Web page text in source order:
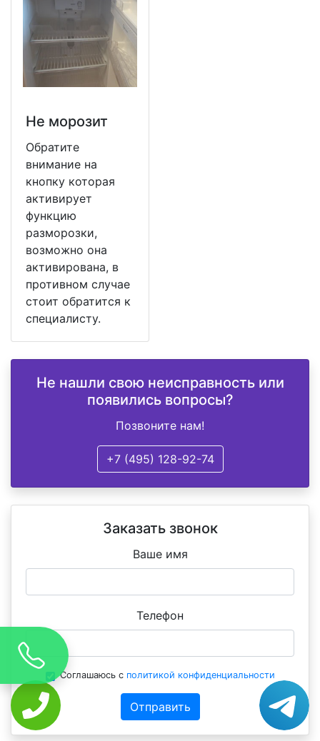
Не морозит
Обратите
внимание на
кнопку которая
активирует
функцию
разморозки,
возможно она
активирована, в
противном случае
стоит обратится к
специалисту.
Не нашли свою неисправность или
появились вопросы?
Позвоните нам!
+7 (495) 128-92-74
Заказать звонок
Ваше имя
Телефон
Соглашаюсь с политикой конфиденциальности
Отправить